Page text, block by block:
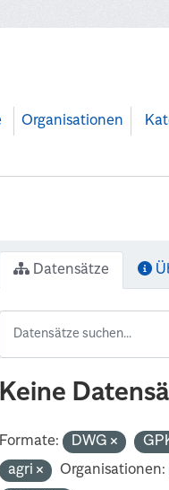
Organisationen
Datensätze
Keine
Formate: DWG
agri
Organisationen: